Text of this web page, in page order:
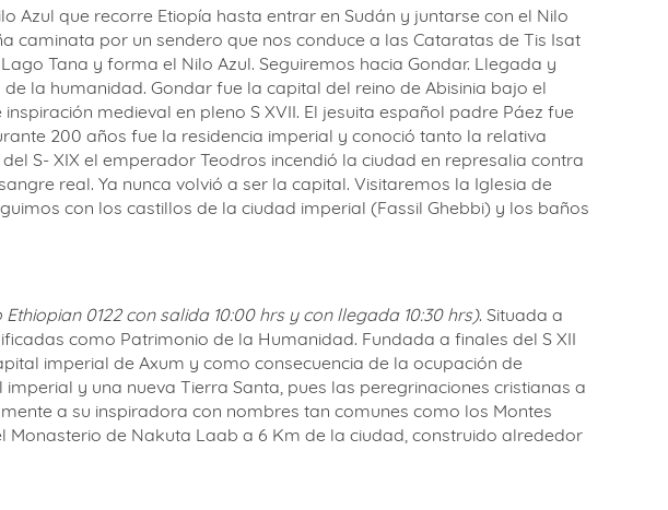
que recorre Etiopía hasta entrar en Sudán y juntarse con el Nilo
caminata por un sendero que nos conduce a las Cataratas de Tis Isat
Tana y forma el Nilo Azul. Seguiremos hacia Gondar. Llegada y
la humanidad. Gondar fue la capital del reino de Abisinia bajo el
medieval en pleno S XVII. El jesuita español padre Páez fue
200 años fue la residencia imperial y conoció tanto la relativa
S- XIX el emperador Teodros incendió la ciudad en represalia contra
real. Ya nunca volvió a ser la capital. Visitaremos la Iglesia de
con los castillos de la ciudad imperial (Fassil Ghebbi) y los baños
Ethiopian 0122 con salida 10:00 hrs y con llegada 10:30 hrs). Situada a
como Patrimonio de la Humanidad. Fundada a finales del S XII
imperial de Axum y como consecuencia de la ocupación de
y una nueva Tierra Santa, pues las peregrinaciones cristianas a
a su inspiradora con nombres tan comunes como los Montes
de Nakuta Laab a 6 Km de la ciudad, construido alrededor